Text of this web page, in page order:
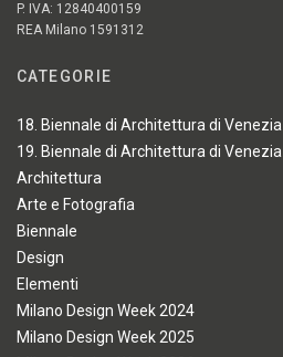
P. IVA: 12840400159
REA Milano 1591312
CATEGORIE
18. Biennale di Architettura di Venezia
19. Biennale di Architettura di Venezia
Architettura
Arte e Fotografia
Biennale
Design
Elementi
Milano Design Week 2024
Milano Design Week 2025